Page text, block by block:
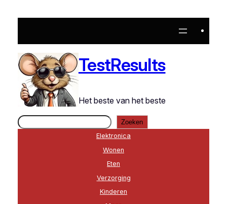
naar
inhoud
TestResults
Het beste van het beste
Zoeken
Zoeken
Elektronica
Wonen
Eten
Verzorging
Kinderen